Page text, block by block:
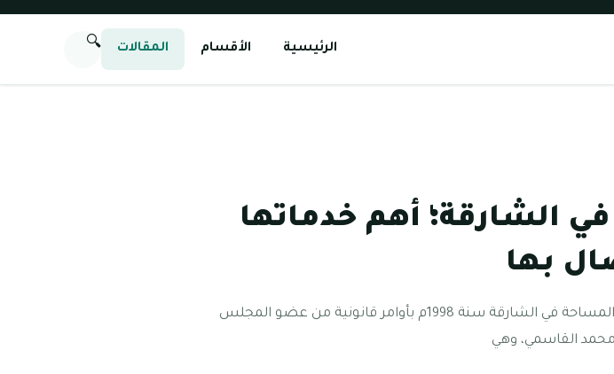
الرئيسية الأقسام المقالات 🔍
الشارقة؛ أهم خدماتها
بها
دائرة التخطيط والمساحة في الشارقة أنشئت دائرة التخطيط والمساحة في الشارقة سنة 1998م بأوامر قانونية من عضو المجلس
القاسمي، وهي